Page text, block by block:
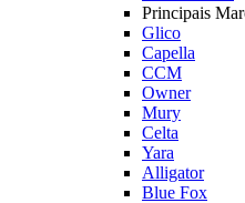
Principais
Glico
Capella
CCM
Owner
Mury
Celta
Yara
Alligator
Blue Fox